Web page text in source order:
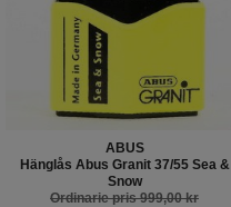
ABUS
Hänglås Abus Granit 37/55 Sea &
Snow
B/SDKNFIN
Ordinarie pris 999,00 kr